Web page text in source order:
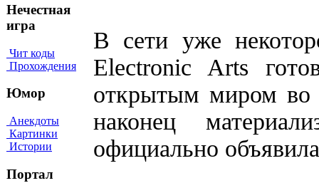
Нечестная
игра
Чит коды
Прохождения
Юмор
Анекдоты
Картинки
Истории
Портал
В сети уже
Electronic Arts
открытым миром во
наконец
официально